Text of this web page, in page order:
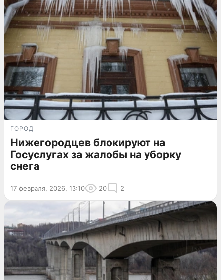
ГОРОД
Нижегородцев блокируют на
Госуслугах за жалобы на уборку
снега
17 февраля, 2026, 13:10 20 2